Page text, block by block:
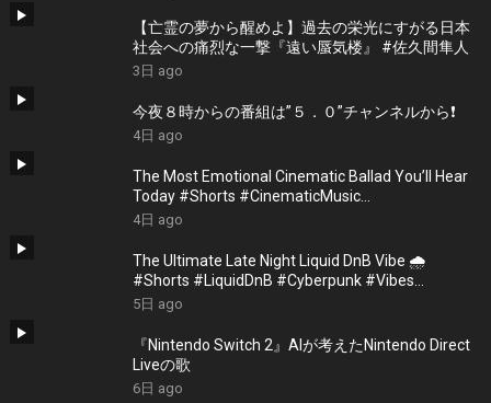
【亡霊の夢から醒めよ】過去の栄光にすがる日本
社会への痛烈な一撃『遠い蜃気楼』 #佐久間隼人
3日 ago
今夜８時からの番組は”５．０”チャンネルから❗️
4日 ago
The Most Emotional Cinematic Ballad You’ll Hear
Today #Shorts #CinematicMusic
#EmotionalVibes #Piano
4日 ago
The Ultimate Late Night Liquid DnB Vibe 🌧️
#Shorts #LiquidDnB #Cyberpunk #Vibes
#ElectronicMusic
5日 ago
『Nintendo Switch 2』AIが考えたNintendo Direct
Liveの歌
6日 ago